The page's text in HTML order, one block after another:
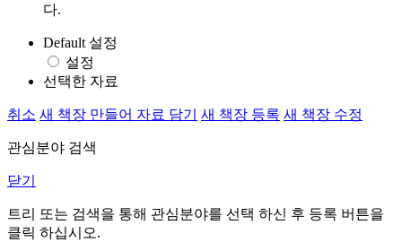
다.
Default 설정
설정
선택한 자료
취소 새 책장 만들어 자료 담기 새 책장 등록 새 책장 수정
관심분야 검색
닫기
트리 또는 검색을 통해 관심분야를 선택 하신 후 등록 버튼을
클릭 하십시오.